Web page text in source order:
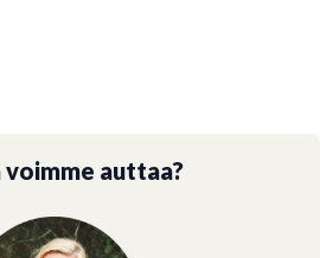
voimme auttaa?